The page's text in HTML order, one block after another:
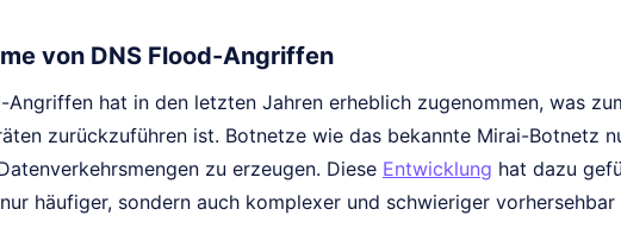
von DNS Flood-Angriffen
hat in den letzten Jahren erheblich zugenommen, was
zurückzuführen ist. Botnetze wie das bekannte Mirai-Botnetz
zu erzeugen. Diese Entwicklung hat dazu
häufiger, sondern auch komplexer und schwieriger vorhersehbar